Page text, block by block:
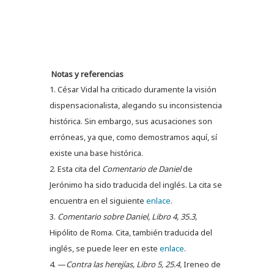
Notas y referencias
César Vidal ha criticado duramente la visión
dispensacionalista, alegando su inconsistencia
histórica. Sin embargo, sus acusaciones son
erróneas, ya que, como demostramos aquí, sí
existe una base histórica.
Esta cita del Comentario de Danielde
Jerónimo ha sido traducida del inglés. La cita se
encuentra en el siguiente enlace.
Comentario sobre Daniel, Libro 4, 35.3,
Hipólito de Roma. Cita, también traducida del
inglés, se puede leer en este enlace.
—Contra las herejías, Libro 5, 25.4,Ireneo de